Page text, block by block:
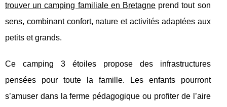
trouver un camping familiale en Bretagne prend tout son
sens, combinant confort, nature et activités adaptées aux
petits et grands.
Ce camping 3 étoiles propose des infrastructures
pensées pour toute la famille. Les enfants pourront
s’amuser dans la ferme pédagogique ou profiter de l’aire